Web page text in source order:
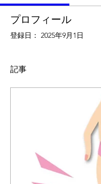
プロフィール
登録日： 2025年9月1日
記事